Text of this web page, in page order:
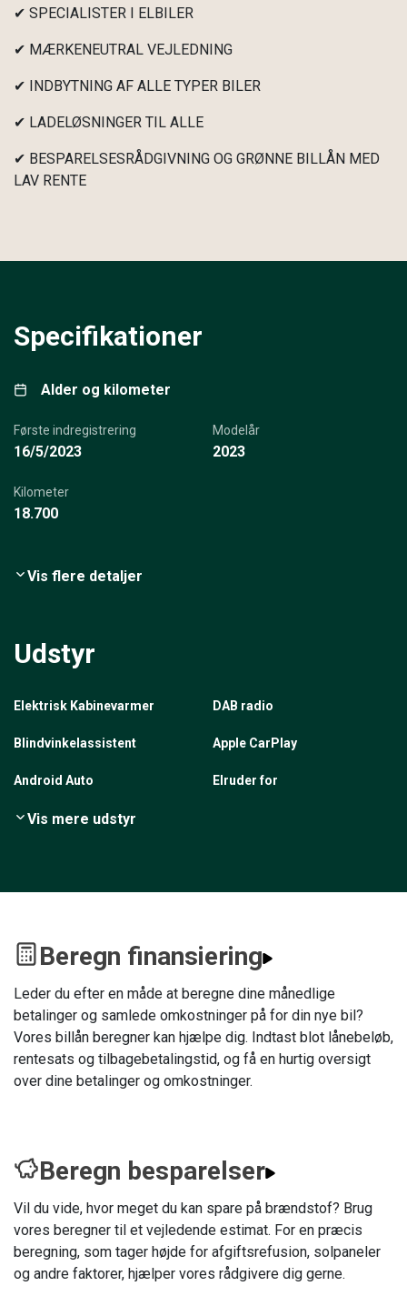
✔ SPECIALISTER I ELBILER
✔ MÆRKENEUTRAL VEJLEDNING
✔ INDBYTNING AF ALLE TYPER BILER
✔ LADELØSNINGER TIL ALLE
✔ BESPARELSESRÅDGIVNING OG GRØNNE BILLÅN MED
LAV RENTE
Specifikationer
Alder og kilometer
Første indregistrering
16/5/2023
Modelår
2023
Kilometer
18.700
Vis flere detaljer
Udstyr
Elektrisk Kabinevarmer DAB radio
Blindvinkelassistent Apple CarPlay
Android Auto Elruder for
Vis mere udstyr
Beregn finansiering
Leder du efter en måde at beregne dine månedlige
betalinger og samlede omkostninger på for din nye bil?
Vores billån beregner kan hjælpe dig. Indtast blot lånebeløb,
rentesats og tilbagebetalingstid, og få en hurtig oversigt
over dine betalinger og omkostninger.
Beregn besparelser
Vil du vide, hvor meget du kan spare på brændstof? Brug
vores beregner til et vejledende estimat. For en præcis
beregning, som tager højde for afgiftsrefusion, solpaneler
og andre faktorer, hjælper vores rådgivere dig gerne.